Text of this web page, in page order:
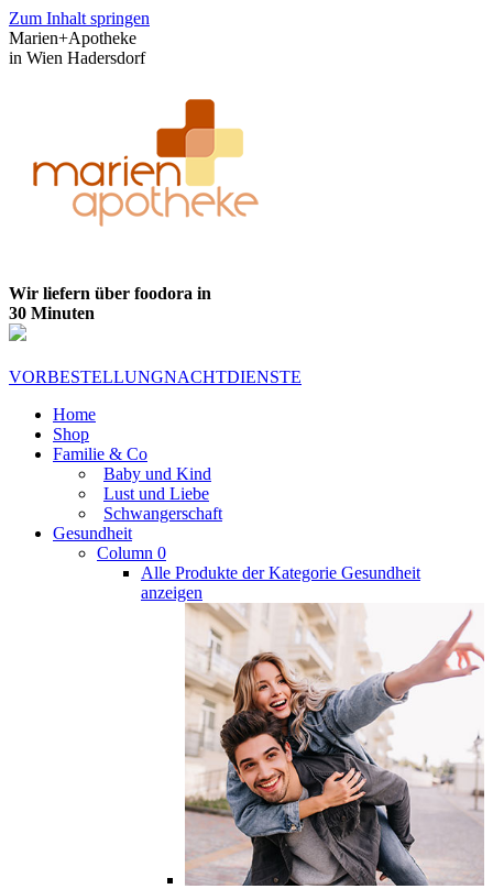
Zum Inhalt springen
Marien+Apotheke
in Wien Hadersdorf
Wir liefern über foodora in
30 Minuten
VORBESTELLUNGNACHTDIENSTE
Home
Shop
Familie & Co
Baby und Kind
Lust und Liebe
Schwangerschaft
Gesundheit
Column 0
Alle Produkte der Kategorie Gesundheit
anzeigen